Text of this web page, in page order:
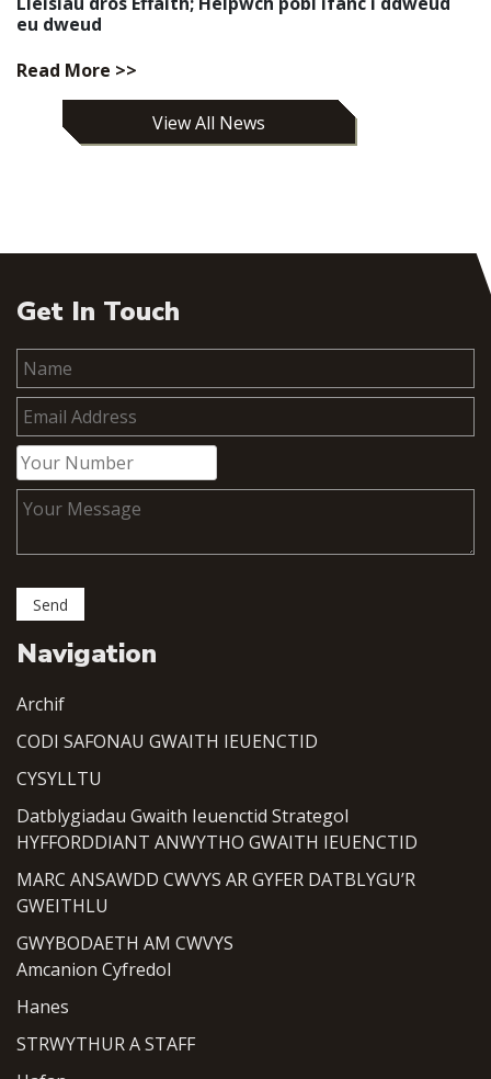
eu dweud
Read More >>
View All News
Get In Touch
Navigation
Archif
CODI SAFONAU GWAITH IEUENCTID
CYSYLLTU
Datblygiadau Gwaith Ieuenctid Strategol
HYFFORDDIANT ANWYTHO GWAITH IEUENCTID
MARC ANSAWDD CWVYS AR GYFER DATBLYGU’R
GWEITHLU
GWYBODAETH AM CWVYS
Amcanion Cyfredol
Hanes
STRWYTHUR A STAFF